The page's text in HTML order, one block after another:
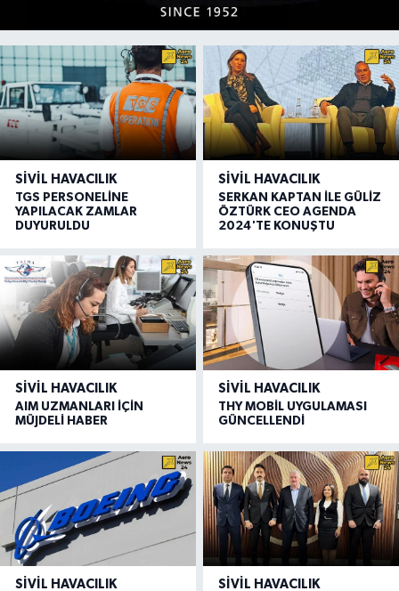
SIVIL HAVACILIK
TGS PERSONELİNE
YAPILACAK ZAMLAR
DUYURULDU
SIVIL HAVACILIK
SERKAN KAPTAN İLE GÜLİZ
ÖZTÜRK CEO AGENDA
2024'TE KONUŞTU
SIVIL HAVACILIK
AIM UZMANLARI İÇİN
MÜJDELİ HABER
SIVIL HAVACILIK
THY MOBİL UYGULAMASI
GÜNCELLENDİ
SIVIL HAVACILIK SIVIL HAVACILIK